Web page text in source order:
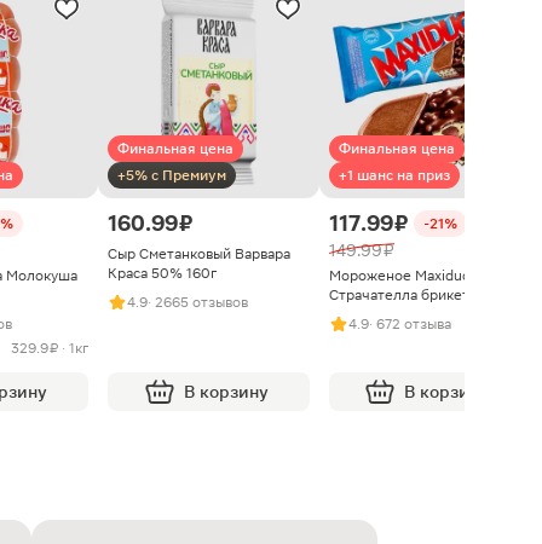
Молокуша
329.9 ₽ · 1кг
Финальная цена
+5% с Премиум
160.99 ₽
Сыр Сметанковый Варвара
Краса 50% 160г
4.9· 2665 отзывов
В корзину
Финальная цена
+1 шанс на приз
117.99 ₽ -21%
149.99 ₽
Мороженое Maxiduo
Страчателла брикет 92г
4.9· 672 отзыва
В корзину